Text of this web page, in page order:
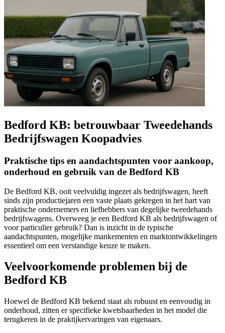
Bedford KB: betrouwbaar Tweedehands
Bedrijfswagen Koopadvies
Praktische tips en aandachtspunten voor aankoop,
onderhoud en gebruik van de Bedford KB
De Bedford KB, ooit veelvuldig ingezet als bedrijfswagen, heeft
sinds zijn productiejaren een vaste plaats gekregen in het hart van
praktische ondernemers en liefhebbers van degelijke tweedehands
bedrijfswagens. Overweeg je een Bedford KB als bedrijfswagen of
voor particulier gebruik? Dan is inzicht in de typische
aandachtspunten, mogelijke mankementen en marktontwikkelingen
essentieel om een verstandige keuze te maken.
Veelvoorkomende problemen bij de
Bedford KB
Hoewel de Bedford KB bekend staat als robuust en eenvoudig in
onderhoud, zitten er specifieke kwetsbaarheden in het model die
terugkeren in de praktijkervaringen van eigenaars.